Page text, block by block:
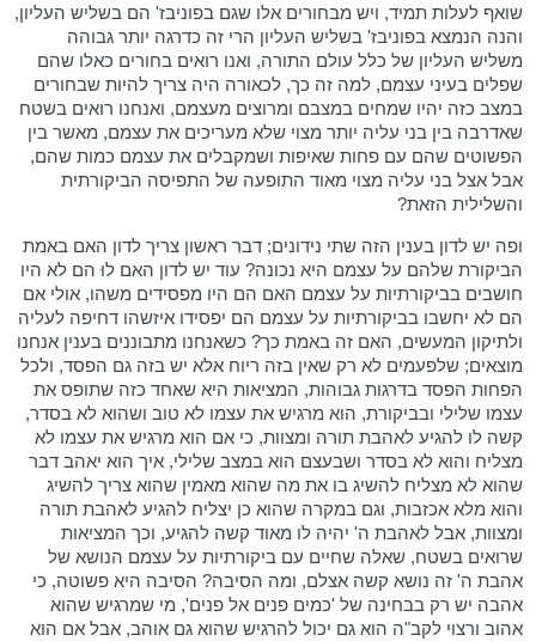
שואף לעלות תמיד, ויש מבחורים אלו שגם בפוניבז' הם בשליש העליון,
והנה הנמצא בפוניבז' בשליש העליון הרי זה כדרגה יותר גבוהה
משליש העליון של כלל עולם התורה, ואנו רואים בחורים כאלו שהם
שפלים בעיני עצמם, למה זה כך, לכאורה היה צריך להיות שבחורים
במצב כזה יהיו שמחים במצבם ומרוצים מעצמם, ואנחנו רואים בשטח
שאדרבה בין בני עליה יותר מצוי שלא מעריכים את עצמם, מאשר בין
הפשוטים שהם עם פחות שאיפות ושמקבלים את עצמם כמות שהם,
אבל אצל בני עליה מצוי מאוד התופעה של התפיסה הביקורתית
והשלילית הזאת?
ופה יש לדון בענין הזה שתי נידונים; דבר ראשון צריך לדון האם באמת
הביקורת שלהם על עצמם היא נכונה? עוד יש לדון האם לוּ הם לא היו
חושבים בביקורתיות על עצמם האם הם היו מפסידים משהו, אולי אם
הם לא יחשבו בביקורתיות על עצמם הם יפסידו איזשהו דחיפה לעליה
ולתיקון המעשים, האם זה באמת כך? כשאנחנו מתבוננים בענין אנחנו
מוצאים; שלפעמים לא רק שאין בזה ריוח אלא יש בזה גם הפסד, ולכל
הפחות הפסד בדרגות גבוהות, המציאות היא שאחד כזה שתופס את
עצמו שלילי ובביקורת, הוא מרגיש את עצמו לא טוב ושהוא לא בסדר,
קשה לו להגיע לאהבת תורה ומצוות, כי אם הוא מרגיש את עצמו לא
מצליח והוא לא בסדר ושבעצם הוא במצב שלילי, איך הוא יאהב דבר
שהוא לא מצליח להשיג בו את מה שהוא מאמין שהוא צריך להשיג
והוא מלא אכזבות, וגם במקרה שהוא כן יצליח להגיע לאהבת תורה
ומצוות, אבל לאהבת ה' יהיה לו מאוד קשה להגיע, וכך המציאות
שרואים בשטח, שאלה שחיים עם ביקורתיות על עצמם הנושא של
אהבת ה' זה נושא קשה אצלם, ומה הסיבה? הסיבה היא פשוטה, כי
אהבה יש רק בבחינה של 'כמים פנים אל פנים', מי שמרגיש שהוא
אהוב ורצוי לקב"ה הוא גם יכול להרגיש שהוא גם אוהב, אבל אם הוא